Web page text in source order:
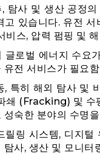
탐사 및 생산 공정
고 있습니다. 유전
비스, 압력 펌핑 및
글로벌 에너지 수요
유전 서비스가 필요
, 특히 해외 탐사 및
쇄 (Fracking) 및 수
성숙한 분야의 수명
릴링 시스템, 디지
탐사, 생산 및 모니